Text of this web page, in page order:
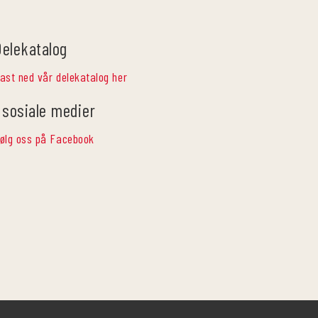
ned vår delekatalog her
medier
oss på Facebook